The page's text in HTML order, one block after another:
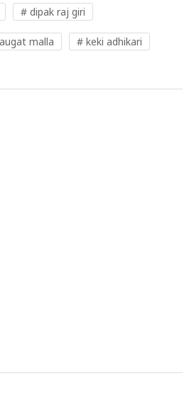
# dipak raj giri
malla # keki adhikari